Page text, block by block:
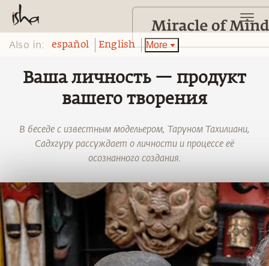
Also in: español English More
Ваша личность — продукт
вашего творения
В беседе с известным модельером, Таруном Тахилиани,
Садхгуру рассуждает о личности и процессе её
осознанного создания.